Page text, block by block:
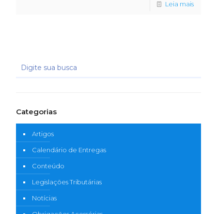
Leia mais
Categorias
Artigos
Calendário de Entregas
Conteúdo
Legislações Tributárias
Notícias